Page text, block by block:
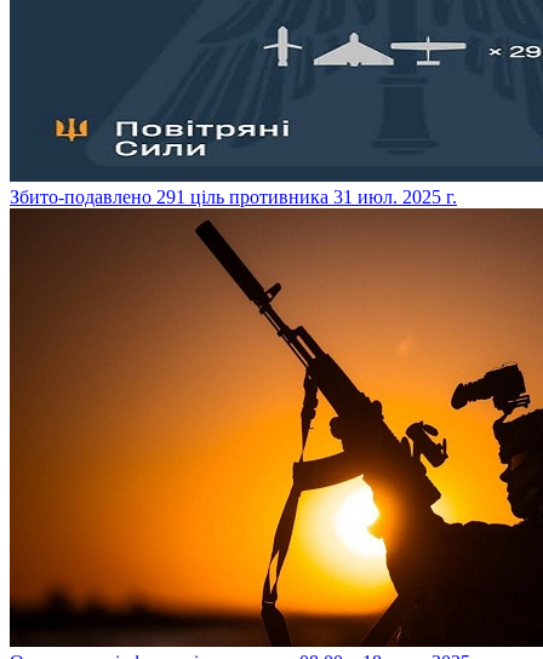
​Збито-подавлено 291 ціль противника 31 июл. 2025 г.